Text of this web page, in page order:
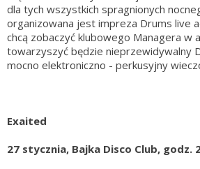
dla tych wszystkich spragnionych
organizowana jest impreza Drums live
chcą zobaczyć klubowego Managera w
towarzyszyć będzie nieprzewidywalny
mocno elektroniczno - perkusyjny
Exaited
27 stycznia, Bajka Disco Club, godz.